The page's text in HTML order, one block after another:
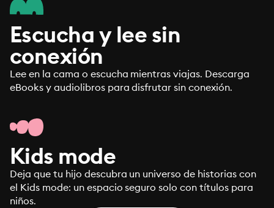
Escucha y lee sin
conexión
Lee en la cama o escucha mientras viajas. Descarga
eBooks y audiolibros para disfrutar sin conexión.
Kids mode
Deja que tu hijo descubra un universo de historias con
el Kids mode: un espacio seguro solo con títulos para
niños.